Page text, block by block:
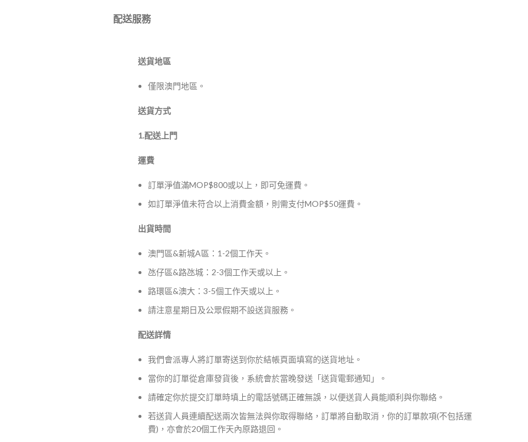
配送服務
送貨地區
僅限澳門地區。
送貨方式
1.配送上門
運費
訂單淨值滿MOP$800或以上，即可免運費。
如訂單淨值未符合以上消費金額，則需支付MOP$50運費。
出貨時間
澳門區&新城A區：1-2個工作天。
氹仔區&路氹城：2-3個工作天或以上。
路環區&澳大：3-5個工作天或以上。
請注意星期日及公眾假期不設送貨服務。
配送詳情
我們會派專人將訂單寄送到你於結帳頁面填寫的送貨地址。
當你的訂單從倉庫發貨後，系統會於當晚發送「送貨電郵通知」。
請確定你於提交訂單時填上的電話號碼正確無誤，以便送貨人員能順利與你聯絡。
若送貨人員連續配送兩次皆無法與你取得聯絡，訂單將自動取消，你的訂單款項(不包括運
費)，亦會於20個工作天內原路退回。